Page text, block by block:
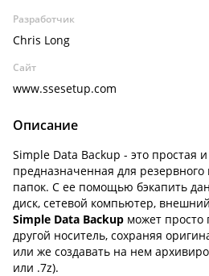
Разработчик
Chris Long
Сайт
www.ssesetup.com
Описание
Simple Data Backup - это простая
предназначенная для
папок. С ее помощью бэкапить
диск, сетевой компьютер,
Simple Data Backup может
другой носитель, сохраняя
или же создавать на нем
или .7z).